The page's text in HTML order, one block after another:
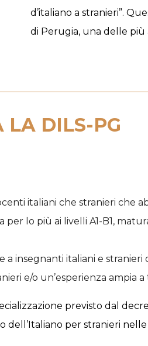
d’italiano a stranieri”.
di Perugia, una delle più
LA DILS-PG
italiani che stranieri che
lo più ai livelli A1-B1,
a insegnanti italiani e
e/o un’esperienza ampia
previsto dal
dell’Italiano per stranieri